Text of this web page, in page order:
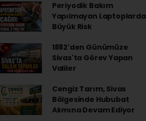
Periyodik Bakım
Yapılmayan Laptoplarda
Büyük Risk
1882'den Günümüze
Sivas'ta Görev Yapan
Valiler
Cengiz Tarım, Sivas
Bölgesinde Hububat
Alımına Devam Ediyor